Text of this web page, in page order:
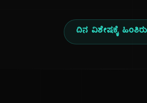
ದಿನ ವಿಶೇಷಕ್ಕೆ